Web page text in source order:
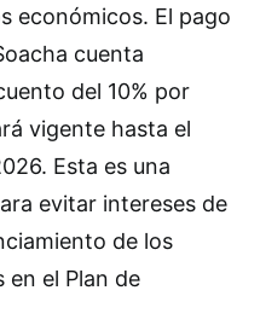
económicos. El pago
cuenta
del 10% por
vigente hasta el
Esta es una
evitar intereses de
de los
el Plan de